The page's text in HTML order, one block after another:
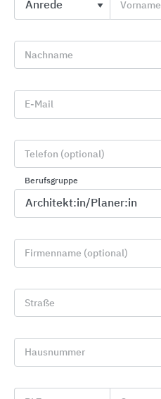
FE 3° Lüfterposition
Vorname
Nachname
E-Mail
Telefon (optional)
Berufsgruppe
Firmenname (optional)
Straße
Hausnummer